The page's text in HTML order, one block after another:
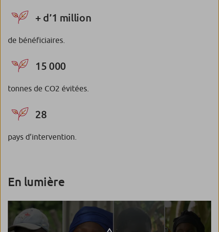
+ d’1 million
de bénéficiaires.
15 000
tonnes de CO2 évitées.
28
pays d’intervention.
En lumière